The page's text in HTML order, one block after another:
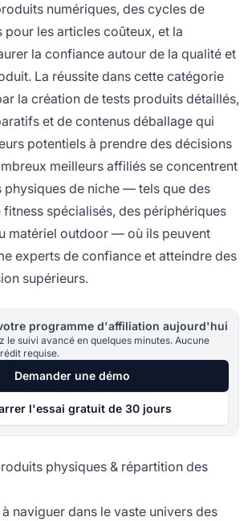
numériques, des cycles de
pour les articles coûteux, et la
la confiance autour de la qualité et
La réussite dans cette catégorie
la création de tests produits détaillés,
et de contenus déballage qui
potentiels à prendre des décisions
meilleurs affiliés se concentrent
physiques de niche — tels que des
spécialisés, des périphériques
matériel outdoor — où ils peuvent
experts de confiance et atteindre des
supérieurs.
programme d'affiliation aujourd'hui
le suivi avancé en quelques minutes. Aucune
requise.
Demander une démo
l'essai gratuit de 30 jours
physiques & répartition des
naviguer dans le vaste univers des